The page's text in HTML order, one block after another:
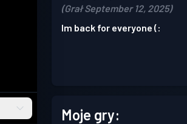
(Grał September 12, 2025)
Im back for everyone (:
Moje gry: